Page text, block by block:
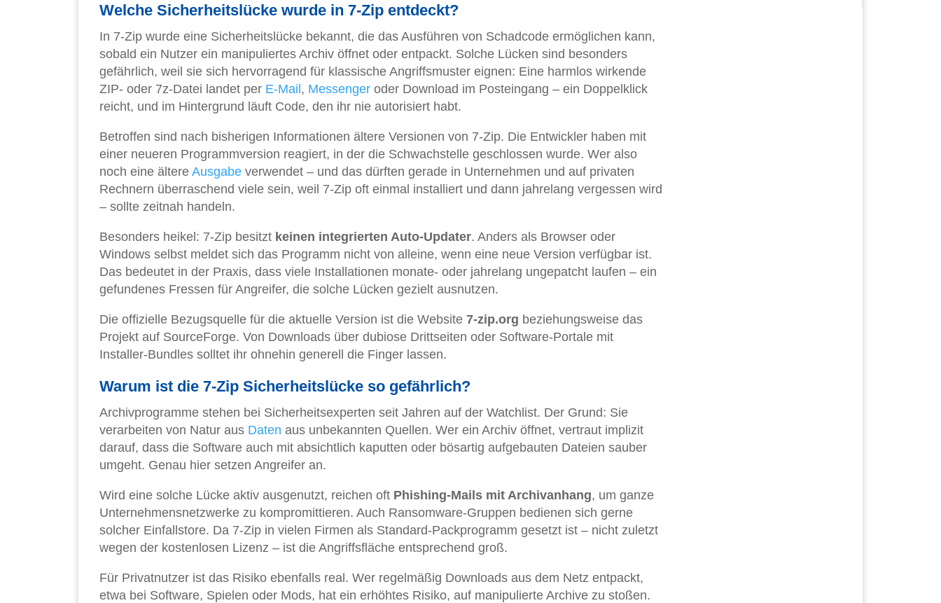
Welche Sicherheitslücke wurde in 7-Zip entdeckt?
In 7-Zip wurde eine Sicherheitslücke bekannt, die das Ausführen von Schadcode ermöglichen kann,
sobald ein Nutzer ein manipuliertes Archiv öffnet oder entpackt. Solche Lücken sind besonders
gefährlich, weil sie sich hervorragend für klassische Angriffsmuster eignen: Eine harmlos wirkende
ZIP- oder 7z-Datei landet per E-Mail, Messenger oder Download im Posteingang – ein Doppelklick
reicht, und im Hintergrund läuft Code, den ihr nie autorisiert habt.
Betroffen sind nach bisherigen Informationen ältere Versionen von 7-Zip. Die Entwickler haben mit
einer neueren Programmversion reagiert, in der die Schwachstelle geschlossen wurde. Wer also
noch eine ältere Ausgabe verwendet – und das dürften gerade in Unternehmen und auf privaten
Rechnern überraschend viele sein, weil 7-Zip oft einmal installiert und dann jahrelang vergessen wird
– sollte zeitnah handeln.
Besonders heikel: 7-Zip besitzt keinen integrierten Auto-Updater. Anders als Browser oder
Windows selbst meldet sich das Programm nicht von alleine, wenn eine neue Version verfügbar ist.
Das bedeutet in der Praxis, dass viele Installationen monate- oder jahrelang ungepatcht laufen – ein
gefundenes Fressen für Angreifer, die solche Lücken gezielt ausnutzen.
Die offizielle Bezugsquelle für die aktuelle Version ist die Website 7-zip.org beziehungsweise das
Projekt auf SourceForge. Von Downloads über dubiose Drittseiten oder Software-Portale mit
Installer-Bundles solltet ihr ohnehin generell die Finger lassen.
Warum ist die 7-Zip Sicherheitslücke so gefährlich?
Archivprogramme stehen bei Sicherheitsexperten seit Jahren auf der Watchlist. Der Grund: Sie
verarbeiten von Natur aus Daten aus unbekannten Quellen. Wer ein Archiv öffnet, vertraut implizit
darauf, dass die Software auch mit absichtlich kaputten oder bösartig aufgebauten Dateien sauber
umgeht. Genau hier setzen Angreifer an.
Wird eine solche Lücke aktiv ausgenutzt, reichen oft Phishing-Mails mit Archivanhang, um ganze
Unternehmensnetzwerke zu kompromittieren. Auch Ransomware-Gruppen bedienen sich gerne
solcher Einfallstore. Da 7-Zip in vielen Firmen als Standard-Packprogramm gesetzt ist – nicht zuletzt
wegen der kostenlosen Lizenz – ist die Angriffsfläche entsprechend groß.
Für Privatnutzer ist das Risiko ebenfalls real. Wer regelmäßig Downloads aus dem Netz entpackt,
etwa bei Software, Spielen oder Mods, hat ein erhöhtes Risiko, auf manipulierte Archive zu stoßen.